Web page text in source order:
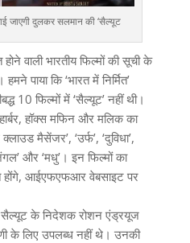
जाएगी दुलकर सलमान की ‘सैल्यूट
वाली भारतीय फिल्मों की सूची के
पाया कि ‘भारत में निर्मित’
10 फिल्मों में ‘सैल्यूट’ नहीं थी।
हॉक्स मफिन और मलिक का
मैसेंजर’, ‘उर्फ’, ‘दुविधा’,
और ‘मधु’। इन फिल्मों का
होंगे, आईएफएफआर वेबसाइट पर
सैल्यूट के निदेशक रोशन एंड्रयूज
के लिए उपलब्ध नहीं थे। उनकी